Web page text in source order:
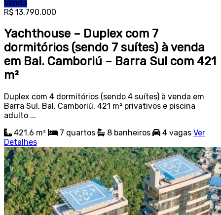
Venda
R$ 13.790.000
Yachthouse – Duplex com 7
dormitórios (sendo 7 suítes) à venda
em Bal. Camboriú – Barra Sul com 421
m²
Duplex com 4 dormitórios (sendo 4 suítes) à venda em
Barra Sul, Bal. Camboriú, 421 m² privativos e piscina
adulto ...
421.6 m²
7 quartos 8 banheiros 4 vagas Ver
Detalhes